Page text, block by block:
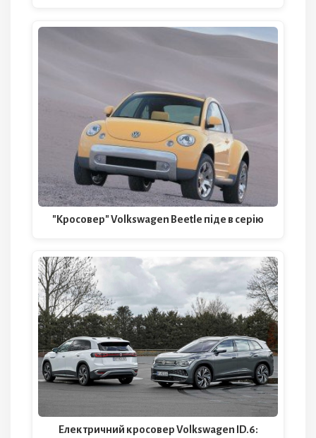
"Кросовер" Volkswagen Beetle піде в серію
Електричний кросовер Volkswagen ID.6: